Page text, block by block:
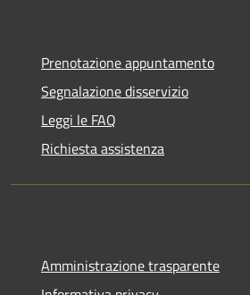
Prenotazione appuntamento
Segnalazione disservizio
Leggi le FAQ
Richiesta assistenza
Amministrazione trasparente